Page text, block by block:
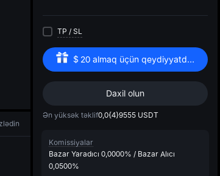
TP / SL
$ 20almaq üçün qeydiyyatdan
Daxil olun
Ən yüksək təklif0,0{4}9555 USDT
Komissiyalar
Bazar Yaradıcı 0,0000% / Bazar Alıcı
0,0500%